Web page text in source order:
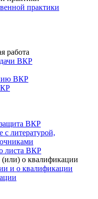
практики
работа
ВКР
ВКР
ВКР
с литературой,
листа ВКР
о квалификации
и о квалификации